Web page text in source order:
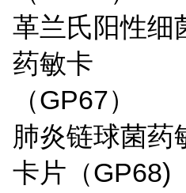
革兰氏阳性细
药敏卡
（GP67）
肺炎链球菌药
卡片（GP68)